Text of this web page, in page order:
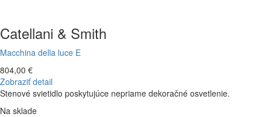
Catellani & Smith
Macchina della luce E
804,00 €
Zobraziť detail
Stenové svietidlo poskytujúce nepriame dekoračné osvetlenie.
Na sklade